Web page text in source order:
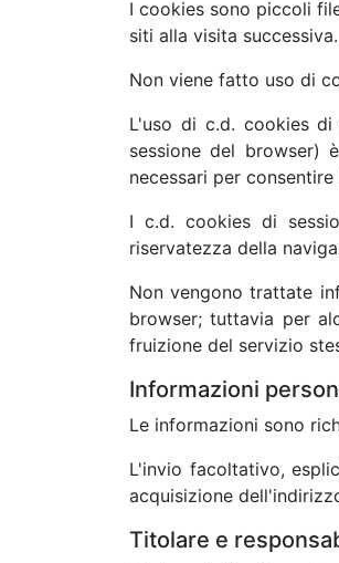
I cookies sono piccoli
siti alla visita successiva.
Non viene fatto uso di
L'uso di c.d. cookies
sessione del browser)
necessari per
I c.d. cookies di
riservatezza della
Non vengono trattate
browser; tuttavia per
fruizione del servizio
Informazioni
Le informazioni sono
L'invio facoltativo,
acquisizione
Titolare e